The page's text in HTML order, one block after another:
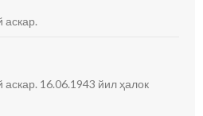
аскар.
аскар. 16.06.1943 йил ҳалок